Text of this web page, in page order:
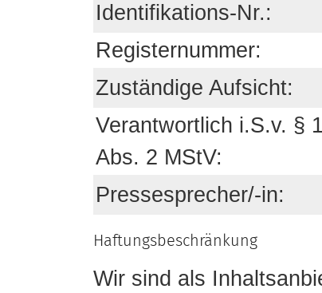
Identifikations-Nr.:
Registernummer:
Zuständige Aufsicht:
Verantwortlich i.S.v. §
Abs. 2 MStV:
Pressesprecher/-in:
Haftungsbeschränkung
Wir sind als